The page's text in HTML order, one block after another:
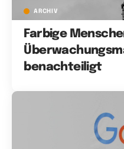
ARCHIV
Farbige
benachteiligt